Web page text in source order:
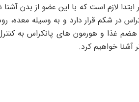
ابتدا لازم است که با این عضو از بدن
متر و یا ۶ اینچ طول دارد. پانکراس در شکم قرار دارد
غذا و هورمون های پانکراس به
خواهیم کرد.